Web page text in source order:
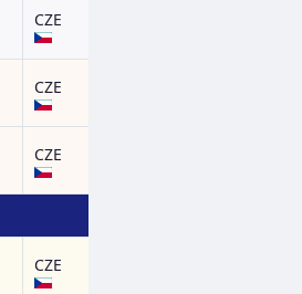
CZE
CZE
CZE
CZE